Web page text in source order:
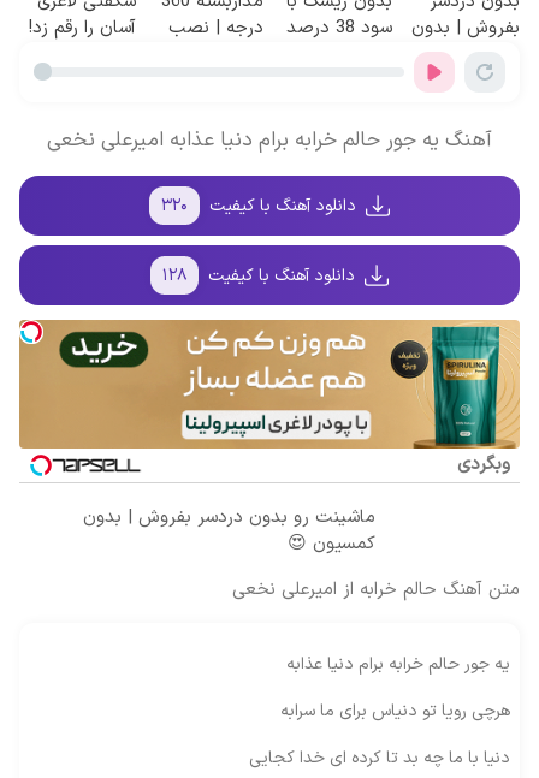
بفروش | بدون
کمسیون 😍
سود 38 درصد
درجه | نصب
آسان را رقم زد!
آهنگ یه جور حالم خرابه برام دنیا عذابه امیرعلی نخعی
دانلود آهنگ با کیفیت ۳۲۰
دانلود آهنگ با کیفیت ۱۲۸
وبگردی
ماشینت رو بدون دردسر بفروش | بدون
کمسیون 😍
متن آهنگ حالم خرابه از امیرعلی نخعی
یه جور حالم خرابه برام دنیا عذابه
هرچی رویا تو دنیاس برای ما سرابه
دنیا با ما چه بد تا کرده ای خدا کجایی